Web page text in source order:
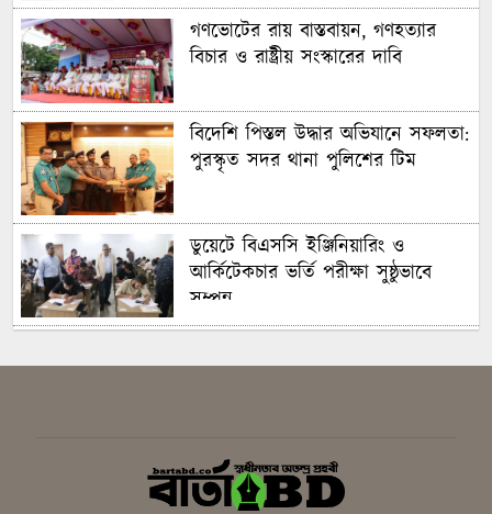
গণভোটের রায় বাস্তবায়ন, গণহত্যার
বিচার ও রাষ্ট্রীয় সংস্কারের দাবি
বিদেশি পিস্তল উদ্ধার অভিযানে সফলতা:
পুরস্কৃত সদর থানা পুলিশের টিম
ডুয়েটে বিএসসি ইঞ্জিনিয়ারিং ও
আর্কিটেকচার ভর্তি পরীক্ষা সুষ্ঠুভাবে
সম্পন্ন
ইয়াস বাংলাদেশের সচেতনতামূলক
কর্মশালা অনুষ্ঠিত